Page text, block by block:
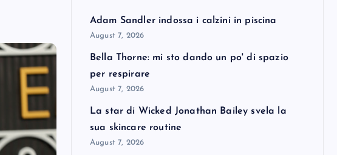
Adam Sandler indossa i calzini in piscina
August 7, 2026
Bella Thorne: mi sto dando un po' di spazio
per respirare
August 7, 2026
La star di Wicked Jonathan Bailey svela la
sua skincare routine
August 7, 2026